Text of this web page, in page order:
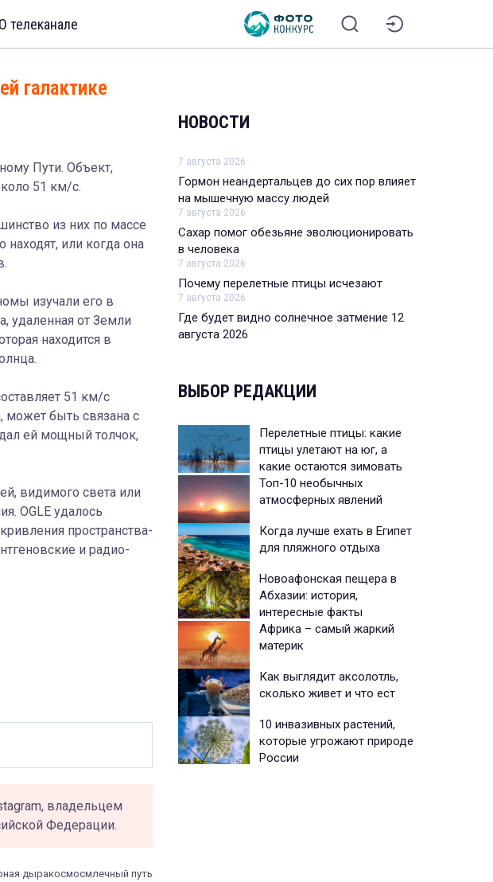
О телеканале
галактике
Пути. Объект,
51 км/с.
из них по массе
или когда она
изучали его в
удаленная от Земли
находится в
51 км/с
может быть связана с
ей мощный толчок,
видимого света или
OGLE удалось
пространства-
и радио-
владельцем
Федерации.
дыракосмосмлечный путь
НОВОСТИ
7 августа 2026
Гормон неандертальцев до сих пор влияет
на мышечную массу людей
7 августа 2026
Сахар помог обезьяне эволюционировать
в человека
7 августа 2026
Почему перелетные птицы исчезают
7 августа 2026
Где будет видно солнечное затмение 12
августа 2026
ВЫБОР РЕДАКЦИИ
Перелетные птицы: какие
птицы улетают на юг, а
какие остаются зимовать
Топ-10 необычных
атмосферных явлений
Когда лучше ехать в Египет
для пляжного отдыха
Новоафонская пещера в
Абхазии: история,
интересные факты
Африка – самый жаркий
материк
Как выглядит аксолотль,
сколько живет и что ест
10 инвазивных растений,
которые угрожают природе
России